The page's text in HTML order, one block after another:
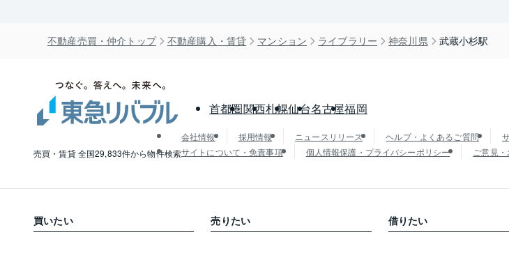
不動産売買・仲介トップ 不動産購入・賃貸 マンション ライブラリー 神奈川県 武蔵小杉駅
売買・賃貸 全国29,833件から物件検索
首都圏関西札幌仙台名古屋福岡
会社情報 採用情報 ニュースリリース ヘルプ・よくあるご質問
サイトについて・免責事項
個人情報保護・プライバシーポリシー ご意見
買いたい 売りたい 借りたい